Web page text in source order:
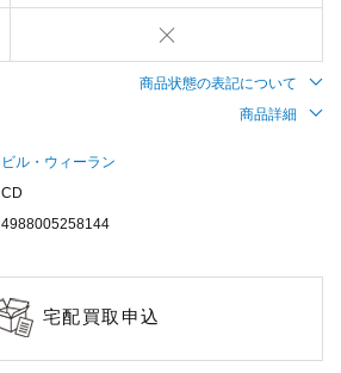
商品状態の表記について
商品詳細
ビル・ウィーラン
CD
4988005258144
宅配買取申込